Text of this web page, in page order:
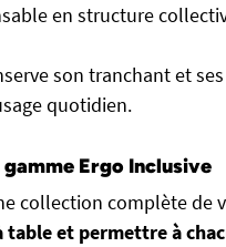
en structure
son tranchant et
quotidien.
gamme Ergo Inclusive
collection complète de
table et permettre à